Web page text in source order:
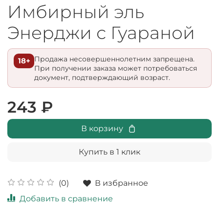
Имбирный эль
Энерджи с Гуараной
18+
Продажа несовершеннолетним запрещена.
При получении заказа может потребоваться
документ, подтверждающий возраст.
(0)
В избранное
Добавить в сравнение
243 ₽
В корзину
Купить в 1 клик